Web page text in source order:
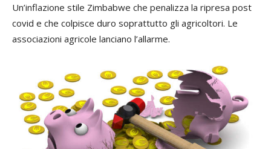
Un’inflazione stile Zimbabwe che penalizza la ripresa post
covid e che colpisce duro soprattutto gli agricoltori. Le
associazioni agricole lanciano l’allarme.